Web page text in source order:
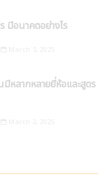
มีอนาคตอย่างไร
มีหลากหลายยี่ห้อและสูตร